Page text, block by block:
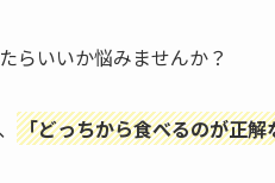
らいいか悩みませんか？
「どっちから食べるのが正解